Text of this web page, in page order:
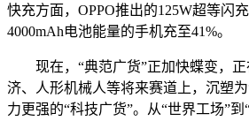
快充方面，OPPO推出的125W超等闪
4000mAh电池能量的手机充至41%。
现在，“典范广货”正加快蝶变，正
济、人形机械人等将来赛道上，沉塑
力更强的“科技广货”。从“世界工场”到